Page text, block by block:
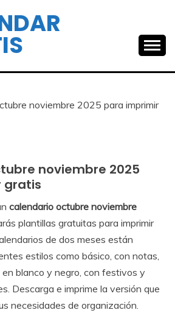
noviembre 2025 para imprimir
noviembre 2025
gratis
calendario octubre noviembre
plantillas gratuitas para imprimir
de dos meses están
estilos como básico, con notas,
en blanco y negro, con festivos y
Descarga e imprime la versión que
necesidades de organización.